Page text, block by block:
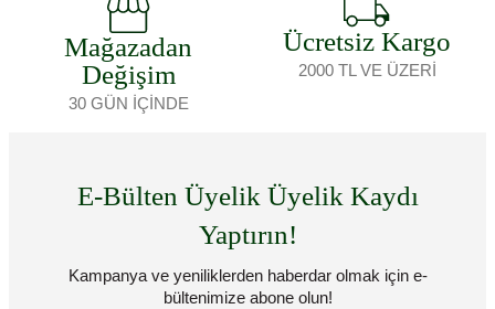
Mağazadan
Değişim
30 GÜN İÇİNDE
Ücretsiz Kargo
2000 TL VE ÜZERİ
E-Bülten Üyelik Üyelik Kaydı
Yaptırın!
Kampanya ve yeniliklerden haberdar olmak için e-
bültenimize abone olun!